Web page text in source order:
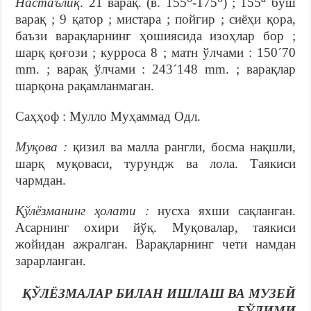
варақ ; 9 қатор ; мистара ; пойгир ; сиёҳи қора,
баъзи варақларнинг ҳошиясида изоҳлар бор ;
шарқ қоғози ; курроса 8 ; матн ўлчами : 150´70
mm. ; варақ ўлчами : 243´148 mm. ; варақлар
шарқона рақамланмаган.
Саҳҳоф : Мулло Муҳаммад Одл.
Муқова : қизил ва малла рангли, босма нақшли,
шарқ муқоваси, турундж ва лола. Таякиси
чармдан.
Қўлёзманинг ҳолати : нусха яхши сақланган.
Асарнинг охири йўқ. Муқовалар, таякиси
жойидан ажралган. Варақларнинг чети намдан
зарарланган.
ҚЎЛЁЗМАЛАР БИЛАН ИШЛАШ ВА МУЗЕЙ